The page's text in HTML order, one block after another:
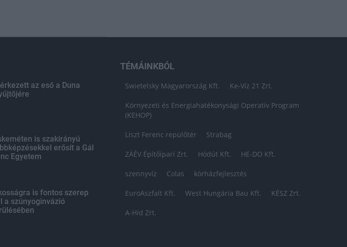
az eső a Duna
is szakirányú
erősít a Gál
Egyetem
is fontos szerep
a szúnyoginvázió
TÉMÁINKBÓL
Swietelsky Magyarország Kft. Ke-Víz 21 Zrt.
Környezeti és Energiahatékonysági Operatív Program
(KEHOP)
Liszt Ferenc repülőtér Strabag
ZÁÉV Építőipari Zrt. Hódút Kft. HE-DO Kft.
szennyvíz Colas kórházfejlesztés
EuroAszfalt Kft. West Hungária Bau Kft. KÉSZ Zrt.
A-Híd Zrt.